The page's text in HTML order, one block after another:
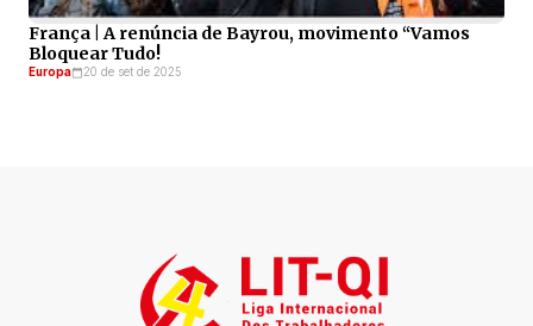
França | A renúncia de Bayrou, movimento “Vamos
Bloquear Tudo!
Europa 20 de set de 2025